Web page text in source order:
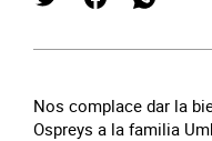
Nos complace dar la
Ospreys a la familia